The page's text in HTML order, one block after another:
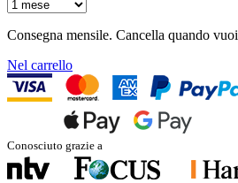
Consegna mensile. Cancella quando vuoi
Nel carrello
Conosciuto grazie a